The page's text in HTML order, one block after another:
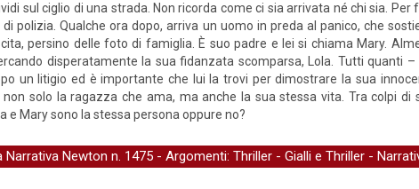
sul ciglio di una strada. Non ricorda come ci sia arrivata né chi sia.
polizia. Qualche ora dopo, arriva un uomo in preda al panico, che
persino delle foto di famiglia. È suo padre e lei si chiama Mary.
disperatamente la sua fidanzata scomparsa, Lola. Tutti quanti
un litigio ed è importante che lui la trovi per dimostrare la sua
solo la ragazza che ama, ma anche la sua stessa vita. Tra colpi di
e Mary sono la stessa persona oppure no?
Narrativa Newton n. 1475 - Argomenti: Thriller - Gialli e Thriller -